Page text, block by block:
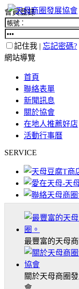
會員登錄
記住我 | 忘記密碼?
網站導覽
首頁
聯絡表單
新聞訊息
關於協會
在地人推薦好店
活動行事曆
SERVICE
最豐富的天母商
關於天母商圈